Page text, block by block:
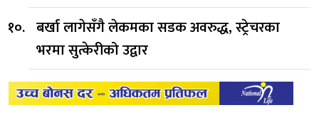
बर्खा लागेसँगै लेकमका सडक अवरुद्ध, स्ट्रेचरका
भरमा सुत्केरीको उद्वार